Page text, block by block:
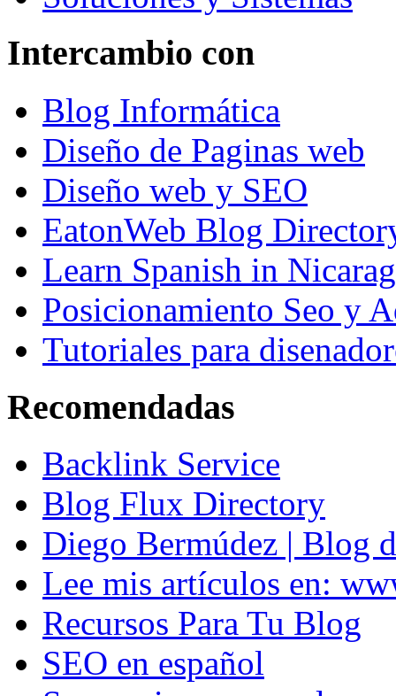
Intercambio con
Blog Informática
Diseño de Paginas web
Diseño web y SEO
EatonWeb Blog
Learn Spanish in
Posicionamiento Seo y
Tutoriales para
Recomendadas
Backlink Service
Blog Flux Directory
Diego Bermúdez | Blog
Lee mis artículos en:
Recursos Para Tu Blog
SEO en español